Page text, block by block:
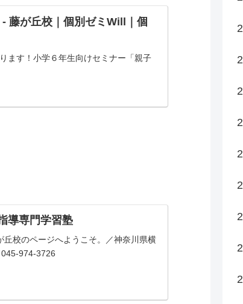
藤が丘校｜個別ゼミWill｜個
ます！小学６年生向けセミナー「親子
導専門学習塾
校のページへようこそ。／神奈川県横
974-3726